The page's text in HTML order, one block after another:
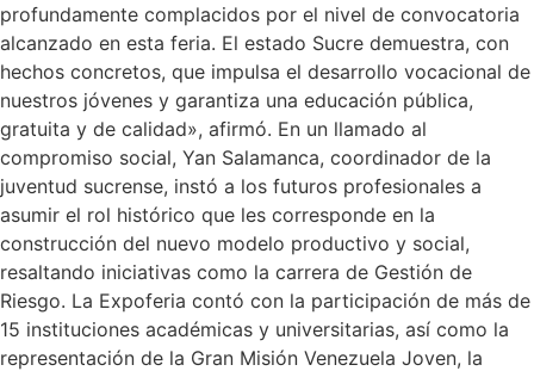
profundamente complacidos por el nivel de convocatoria
alcanzado en esta feria. El estado Sucre demuestra, con
hechos concretos, que impulsa el desarrollo vocacional de
nuestros jóvenes y garantiza una educación pública,
gratuita y de calidad», afirmó. En un llamado al
compromiso social, Yan Salamanca, coordinador de la
juventud sucrense, instó a los futuros profesionales a
asumir el rol histórico que les corresponde en la
construcción del nuevo modelo productivo y social,
resaltando iniciativas como la carrera de Gestión de
Riesgo. La Expoferia contó con la participación de más de
15 instituciones académicas y universitarias, así como la
representación de la Gran Misión Venezuela Joven, la